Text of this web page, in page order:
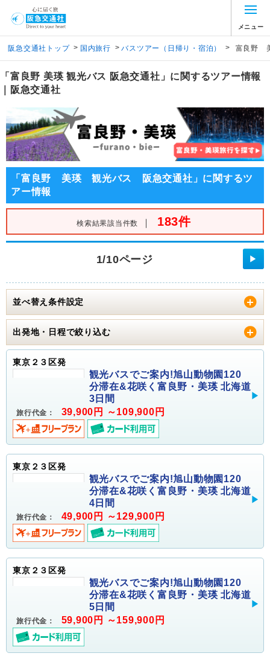
メニュー
阪急交通社トップ > 国内旅行 > バスツアー（日帰り・宿泊） > 富良野
「富良野 美瑛 観光バス 阪急交通社」に関するツアー情報
｜阪急交通社
「富良野 美瑛 観光バス 阪急交通社」に関するツ
アー情報
検索結果該当件数 ｜ 183件
1/10ページ ▶
並べ替え条件設定
出発地・日程で絞り込む
東京２３区発
観光バスでご案内!旭山動物園120
分滞在&花咲く富良野・美瑛 北海道
3日間
旅行代金： 39,900円 ～109,900円
東京２３区発
観光バスでご案内!旭山動物園120
分滞在&花咲く富良野・美瑛 北海道
4日間
旅行代金： 49,900円 ～129,900円
東京２３区発
観光バスでご案内!旭山動物園120
分滞在&花咲く富良野・美瑛 北海道
5日間
旅行代金： 59,900円 ～159,900円